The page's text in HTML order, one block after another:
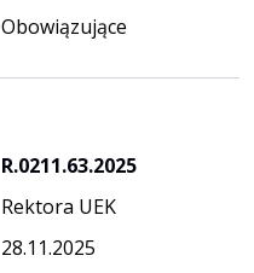
Obowiązujące
R.0211.63.2025
Rektora UEK
28.11.2025